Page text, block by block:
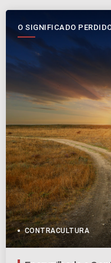
O SIGNIFICADO
SÉTIMO DIA
CONTRACULTURA